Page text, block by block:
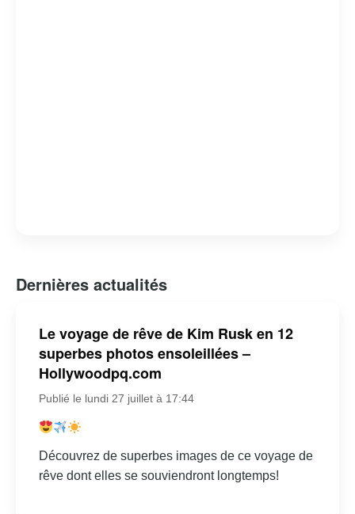
Dernières actualités
Le voyage de rêve de Kim Rusk en 12
superbes photos ensoleillées –
Hollywoodpq.com
Publié le lundi 27 juillet à 17:44
Découvrez de superbes images de ce voyage de
rêve dont elles se souviendront longtemps!